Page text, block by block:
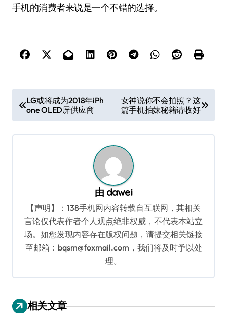
手机的消费者来说是一个不错的选择。
章
导
LG或将成为2018年iPh
one OLED屏供应商
女神说你不会拍照？这
篇手机拍妹秘籍请收好
由 dawei
【声明】：138手机网内容转载自互联网，其相关
言论仅代表作者个人观点绝非权威，不代表本站立
场。如您发现内容存在版权问题，请提交相关链接
至邮箱：bqsm@foxmail.com，我们将及时予以处
理。
相关文章